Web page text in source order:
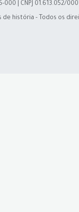
000 | CNPJ 01.613.052/
de história - Todos os